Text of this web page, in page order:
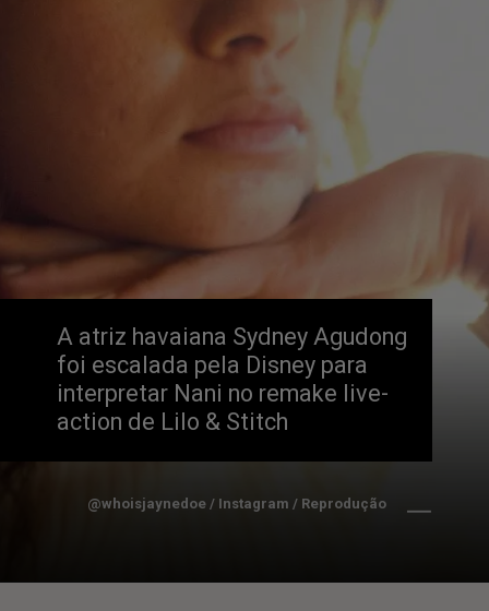
A atriz havaiana Sydney Agudong
foi escalada pela Disney para
interpretar Nani no remake live-
action de Lilo & Stitch
@whoisjaynedoe / Instagram / Reprodução